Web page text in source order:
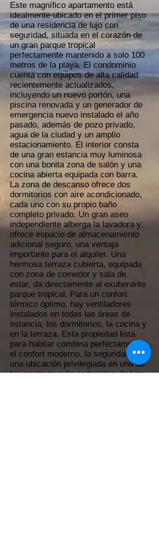
Este magnífico apartamento está
idealmente ubicado en el primer piso
de una residencia de lujo con
seguridad, situada en el corazón de
un gran parque tropical
perfectamente mantenido a solo 100
metros de la playa. El condominio
cuenta con equipos de alta calidad
recientemente actualizados,
incluyendo un nuevo portón, una
piscina renovada y un generador de
emergencia nuevo instalado el año
pasado, además de pozo privado,
agua de la ciudad y un amplio
estacionamiento. El interior consta
de una gran estancia muy luminosa
con una bonita zona de salón y una
cocina abierta equipada con barra.
La zona de descanso ofrece dos
dormitorios con aire acondicionado,
cada uno con su propio baño
completo privado. Un gran aseo
independiente alberga la lavadora y
ofrece espacio de almacenamiento
adicional seguro, una ventaja
importante para el alquiler. Una
hermosa terraza cubierta, equipada
con zona de comedor y sala de
estar, da directamente al exuberante
parque tropical. Para un confort
térmico óptimo, hay ventiladores
instalados en todas las áreas de
estancia, los dormitorios, la cocina y
en la terraza. Esta propiedad lista
para habitar combina perfectamente
el confort moderno, la seguridad y
una ubicación privilegiada en uno de
los sectores más codiciados de Las